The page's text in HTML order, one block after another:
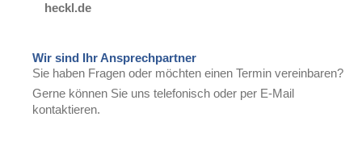
heckl.de
Wir sind Ihr Ansprechpartner
Sie haben Fragen oder möchten einen Termin vereinbaren?
Gerne können Sie uns telefonisch oder per E-Mail
kontaktieren.